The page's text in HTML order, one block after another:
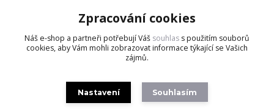
shop@brandscapital.cz
Zpracování cookies
Náš e-shop a partneři potřebují Váš souhlas s použitím souborů
cookies, aby Vám mohli zobrazovat informace týkající se Vašich
zájmů.
Nastavení Souhlasím